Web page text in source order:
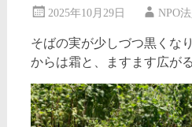
2025年10月29日 NPO
そばの実が少しづつ黒くな
からは霜と、ますます広が